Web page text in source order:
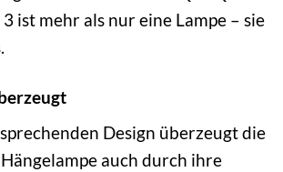
ist mehr als nur eine Lampe – sie
Design überzeugt die
auch durch ihre